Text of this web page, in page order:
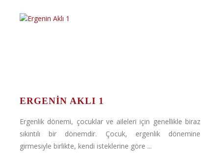
ERGENIN AKLI 1
Ergenlik dönemi, çocuklar ve aileleri için genellikle biraz
sıkıntılı bir dönemdir. Çocuk, ergenlik dönemine
girmesiyle birlikte, kendi isteklerine göre ...